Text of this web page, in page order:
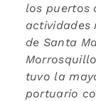
los puertos
actividades
de Santa
tuvo la
portuario